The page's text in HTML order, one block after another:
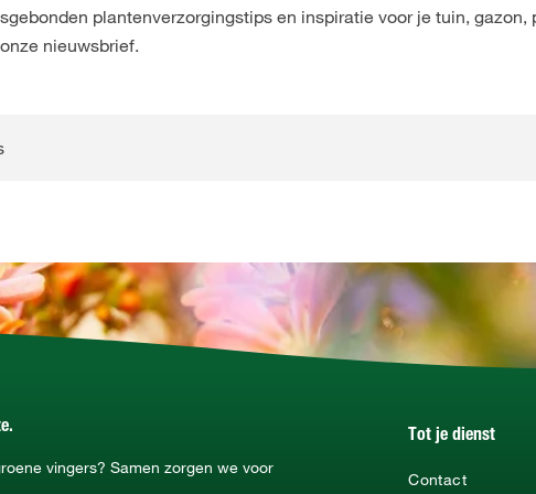
plantenverzorgingstips en inspiratie voor je tuin, gazon,
nieuwsbrief.
vingers? Samen zorgen we voor
Tot je dienst
Contact